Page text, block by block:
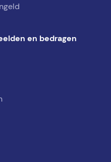
en bedragen